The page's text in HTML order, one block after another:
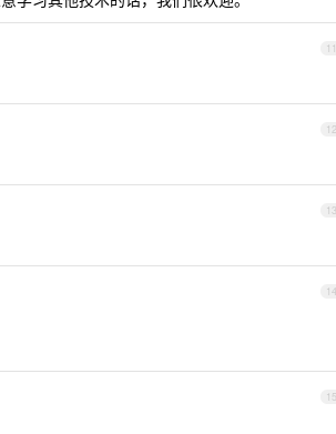
11
12
13
14
15